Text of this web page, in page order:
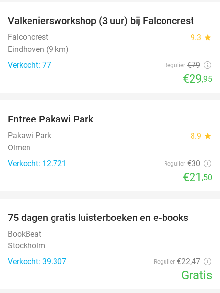
62%
Valkeniersworkshop (3 uur) bij Falconcrest
Falconcrest 9.3 star
Eindhoven (9 km)
Verkocht: 77
Regulier €79
€29,95
Entree Pakawi Park
Pakawi Park 8.9 star
Olmen
Verkocht: 12.721
Regulier €30
€21 ,50
75 dagen gratis luisterboeken en e-books
BookBeat
Stockholm
Verkocht: 39.307
Regulier €22,47
Gratis